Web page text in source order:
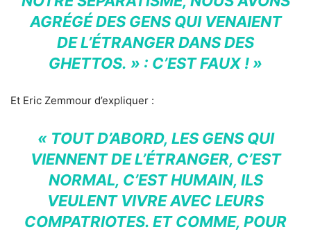
AGRÉGÉ DES GENS QUI VENAIENT
DE L’ÉTRANGER DANS DES
GHETTOS. » : C’EST FAUX ! »
Et Eric Zemmour d’expliquer :
« TOUT D’ABORD, LES GENS QUI
VIENNENT DE L’ÉTRANGER, C’EST
NORMAL, C’EST HUMAIN, ILS
VEULENT VIVRE AVEC LEURS
COMPATRIOTES. ET COMME, POUR